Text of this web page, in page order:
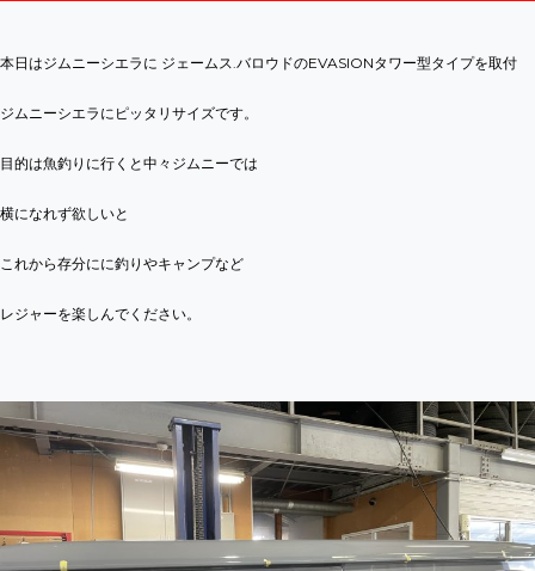
本日はジムニーシエラに ジェームス.バロウドのEVASIONタワー型タイプを取付
ジムニーシエラにピッタリサイズです。
目的は魚釣りに行くと中々ジムニーでは
横になれず欲しいと
これから存分にに釣りやキャンプなど
レジャーを楽しんでください。